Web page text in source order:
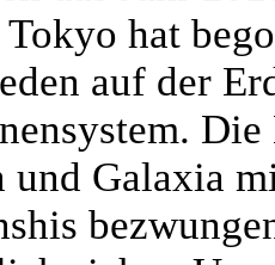
hat
auf der
und Galaxia